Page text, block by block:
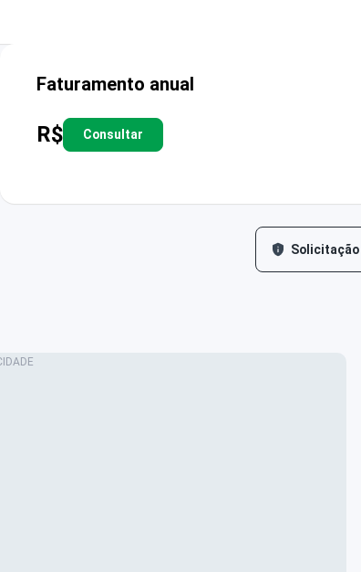
Faturamento anual
R$ Consultar
Solicitação